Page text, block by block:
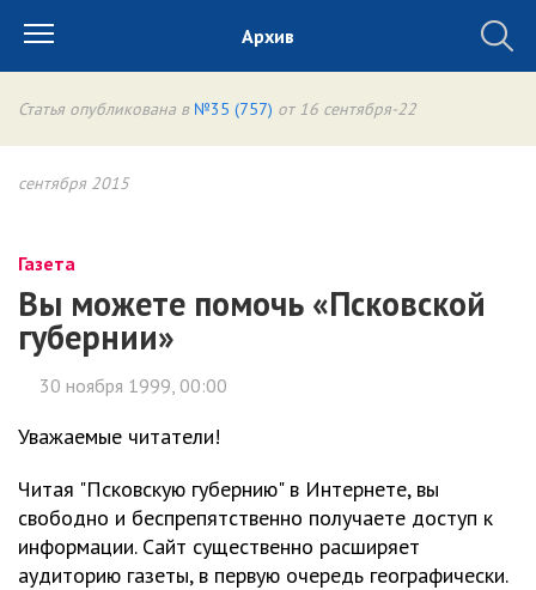
Архив
Статья опубликована в №35 (757) от 16 сентября-22
сентября 2015
Газета
Вы можете помочь «Псковской
губернии»
30 ноября 1999, 00:00
Уважаемые читатели!
Читая "Псковскую губернию" в Интернете, вы
свободно и беспрепятственно получаете доступ к
информации. Сайт существенно расширяет
аудиторию газеты, в первую очередь географически.